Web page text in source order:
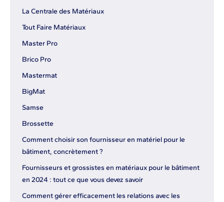
La Centrale des Matériaux
Tout Faire Matériaux
Master Pro
Brico Pro
Mastermat
BigMat
Samse
Brossette
Comment choisir son fournisseur en matériel pour le
bâtiment, concrètement ?
Fournisseurs et grossistes en matériaux pour le bâtiment
en 2024 : tout ce que vous devez savoir
Comment gérer efficacement les relations avec les